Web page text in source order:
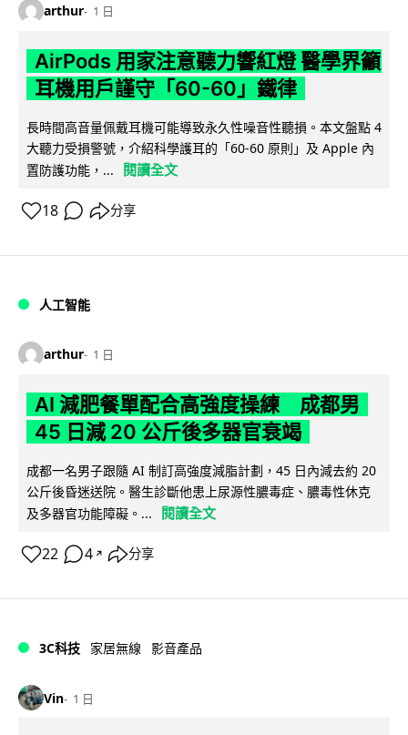
arthur 1 日
AirPods 用家注意聽力響紅燈 醫學界籲
耳機用戶謹守「60-60」鐵律
長時間高音量佩戴耳機可能導致永久性噪音性聽損。本文盤點 4
大聽力受損警號，介紹科學護耳的「60-60 原則」及 Apple 內
置防護功能，...
閱讀全文
18 分享
人工智能
arthur 1 日
AI 減肥餐單配合高強度操練 成都男
45 日減 20 公斤後多器官衰竭
成都一名男子跟隨 AI 制訂高強度減脂計劃，45 日內減去約 20
公斤後昏迷送院。醫生診斷他患上尿源性膿毒症、膿毒性休克
及多器官功能障礙。...
閱讀全文
22 4 ↗ 分享
3C科技 家居無線 影音產品
Vin 1 日